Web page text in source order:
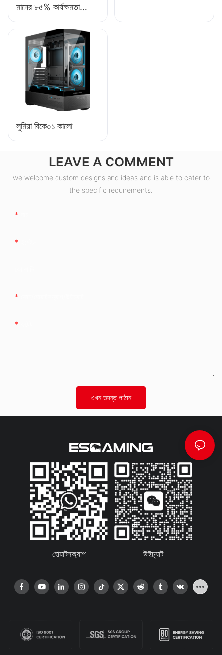
মানের ৮৫% কার্যক্ষমতা
সম্পন্ন ৮০+ ব্রোঞ্জ ডেস্কটপ
পিসি পাওয়ার সাপ্লাই
ESB550W
লুমিয়া বিকে০১ কালো
LEAVE A COMMENT
we welcome custom designs and ideas and is able to cater to
the specific requirements.
এখন তদন্ত পাঠান
হোয়াটসঅ্যাপ উইচ্যাট